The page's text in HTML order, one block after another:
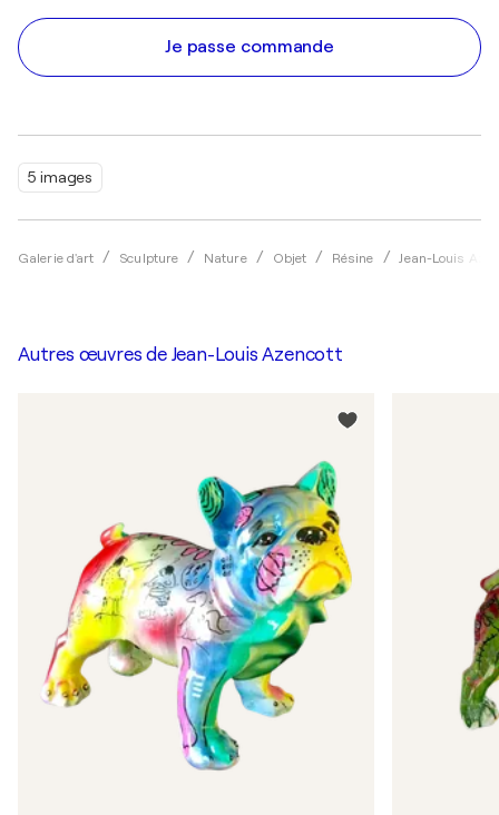
5 images
Galerie d'art Sculpture Nature Objet Résine Jean-Louis
Je passe commande
Autres œuvres de Jean-Louis Azencott